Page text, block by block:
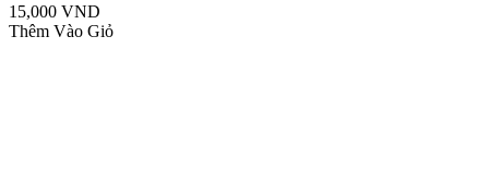
15,000 VND
Thêm Vào Giỏ